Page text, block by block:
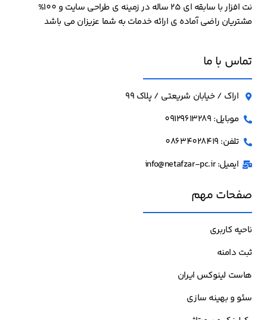
نت افزار با سابقه ای 25 ساله در زمینه ی طراحی سایت و 100%
مشتریان راضی آماده ی ارائه خدمات به شما عزیزان می باشد
تماس با ما
اراک / خیابان شریعتی / پلاک 99
موبایل: 09129613289
تلفن: 08634028419
ایمیل: info@netafzar-pc.ir
صفحات مهم
ناحیه کاربری
ثبت دامنه
هاست لینوکس ایران
سئو و بهینه سازی